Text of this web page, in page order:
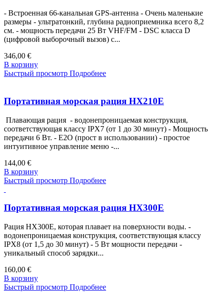
- Встроенная 66-канальная GPS-антенна - Очень маленькие
размеры - ультратонкий, глубина радиоприемника всего 8,2
см. - мощность передачи 25 Вт VHF/FM - DSC класса D
(цифровой выборочный вызов) с...
346,00 €
В корзину
Быстрый просмотр Подробнее
Портативная морская рация HX210E
Плавающая рация - водонепроницаемая конструкция,
соответствующая классу IPX7 (от 1 до 30 минут) - Мощность
передачи 6 Вт. - E2O (прост в использовании) - простое
интуитивное управление меню -...
144,00 €
В корзину
Быстрый просмотр Подробнее
Портативная морская рация HX300E
Рация HX300E, которая плавает на поверхности воды. -
водонепроницаемая конструкция, соответствующая классу
IPX8 (от 1,5 до 30 минут) - 5 Вт мощности передачи -
уникальный способ зарядки...
160,00 €
В корзину
Быстрый просмотр Подробнее